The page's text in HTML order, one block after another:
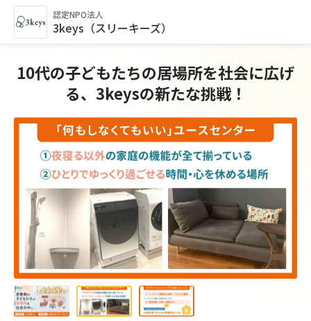
認定NPO法人
3keys（スリーキーズ）
10代の子どもたちの居場所を社会に広げ
る、3keysの新たな挑戦！